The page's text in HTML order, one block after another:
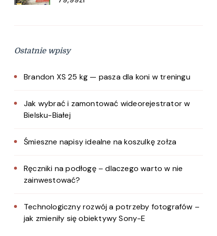
Ostatnie wpisy
Brandon XS 25 kg — pasza dla koni w treningu
Jak wybrać i zamontować wideorejestrator w
Bielsku-Białej
Śmieszne napisy idealne na koszulkę zołza
Ręczniki na podłogę – dlaczego warto w nie
zainwestować?
Technologiczny rozwój a potrzeby fotografów –
jak zmieniły się obiektywy Sony-E